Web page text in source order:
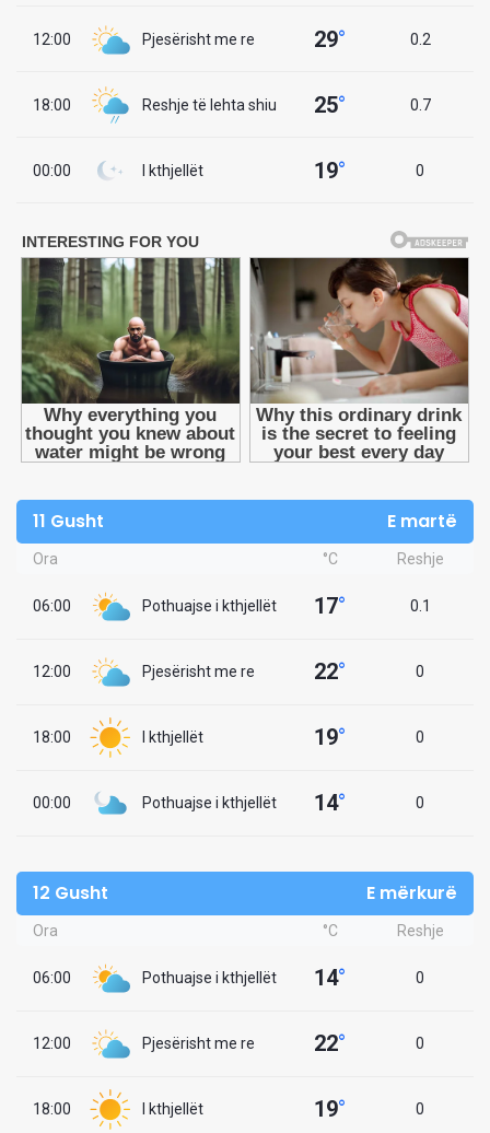
12:00 Pjesërisht me re 29° 0.2
18:00 Reshje të lehta shiu 25° 0.7
00:00 I kthjellët 19° 0
11 Gusht E martë
Ora °C Reshje
06:00 Pothuajse i kthjellët 17° 0.1
12:00 Pjesërisht me re 22° 0
18:00 I kthjellët 19° 0
00:00 Pothuajse i kthjellët 14° 0
12 Gusht E mërkurë
Ora °C Reshje
06:00 Pothuajse i kthjellët 14° 0
12:00 Pjesërisht me re 22° 0
18:00 I kthjellët 19° 0